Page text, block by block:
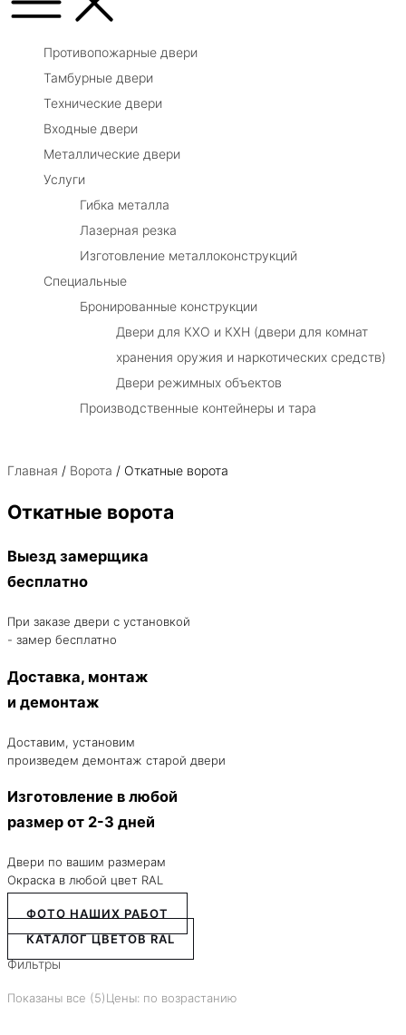
Противопожарные двери
Тамбурные двери
Технические двери
Входные двери
Металлические двери
Услуги
Гибка металла
Лазерная резка
Изготовление металлоконструкций
Специальные
Бронированные конструкции
Двери для КХО и КХН (двери для комнат
хранения оружия и наркотических средств)
Двери режимных объектов
Производственные контейнеры и тара
Главная / Ворота / Откатные ворота
Откатные ворота
Выезд замерщика
бесплатно
При заказе двери с установкой
- замер бесплатно
Доставка, монтаж
и демонтаж
Доставим, установим
произведем демонтаж старой двери
Изготовление в любой
размер от 2-3 дней
Двери по вашим размерам
Окраска в любой цвет RAL
ФОТО НАШИХ РАБОТ
КАТАЛОГ ЦВЕТОВ RAL
Фильтры
Показаны все (5)Цены: по возрастанию